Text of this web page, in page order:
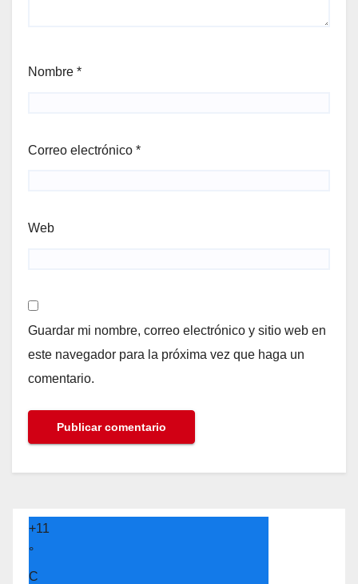
Nombre *
Correo electrónico *
Web
Guardar mi nombre, correo electrónico y sitio web en
este navegador para la próxima vez que haga un
comentario.
+11
°
C